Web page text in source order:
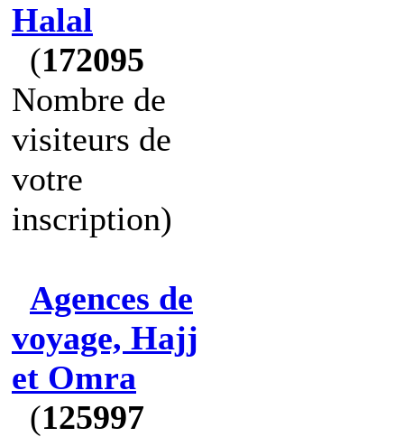
Halal
(172095
Nombre de
visiteurs de
votre
inscription)
Agences de
voyage, Hajj
et Omra
(125997